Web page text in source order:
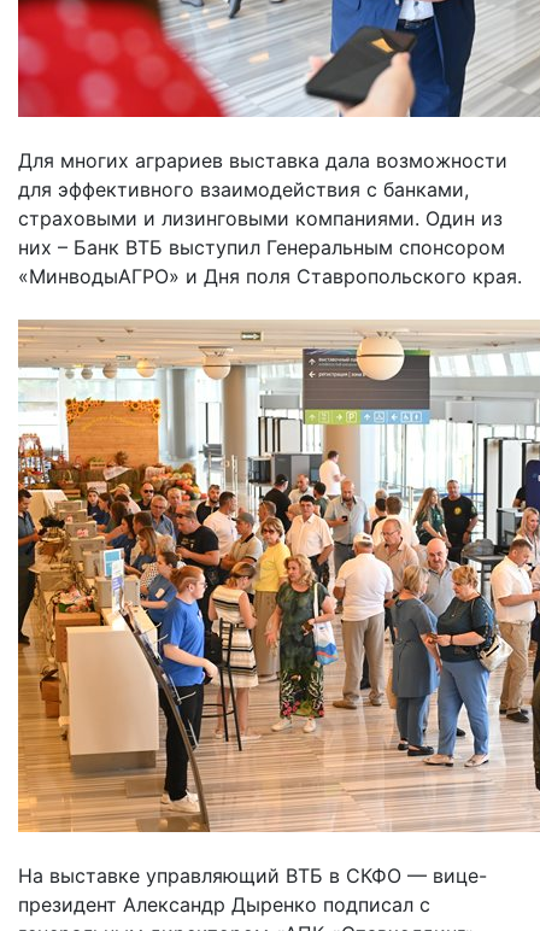
Для многих аграриев выставка дала возможности
для эффективного взаимодействия с банками,
страховыми и лизинговыми компаниями. Один из
них – Банк ВТБ выступил Генеральным спонсором
«МинводыАГРО» и Дня поля Ставропольского края.
На выставке управляющий ВТБ в СКФО — вице-
президент Александр Дыренко подписал с